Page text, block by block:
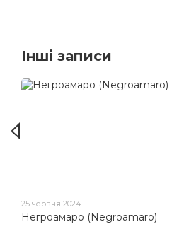
Інші записи
25 червня 2024
Негроамаро (Negroamaro)